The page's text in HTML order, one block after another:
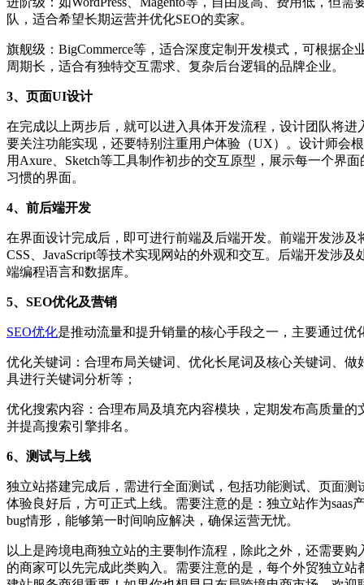
队，适合希望长期运营并优化SEO的卖家。
旗舰级：BigCommerce等，适合深度定制开发模式，可根据
周期长，适合有独特交互需求、复杂后台逻辑的品牌企业。
3、页面UI设计
在完成以上两步后，就可以进入具体开发流程，设计团队将
要关注功能实现，还要特别注重用户体验（UX）。设计师会
用Axure、Sketch等工具制作初步的交互原型，展示每一个界
习惯的界面。
4、前后端开发
在界面设计完成后，即可进行前端及后端开发。前端开发涉
CSS、JavaScript等技术实现网站的外观和交互。后端开发涉
端编程语言和数据库。
5、SEO优化及营销
SEO优化是推动流量和提升销量的核心手段之一，主要通过优
优化关键词：合理布局关键词、优化长尾词及核心关键词、做
具进行关键词分析等；
优化搜索内容：合理布局及填充内容模块，定期发布高质量
并提高搜索引擎排名。
6、测试与上线
独立站搭建完成后，需进行全面测试，包括功能测试、页面
体验良好后，方可正式上线。需要注意的是：独立站作为saas
bug情形，能够第一时间响应解决，确保运营无忧。
以上是跨境电商独立站的主要制作流程，除此之外，还需要购
的商家可以先完成此类购入。需要注意的是，每个外贸独立